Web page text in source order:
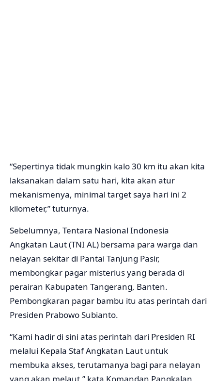
“Sepertinya tidak mungkin kalo 30 km itu akan kita
laksanakan dalam satu hari, kita akan atur
mekanismenya, minimal target saya hari ini 2
kilometer,” tuturnya.
Sebelumnya, Tentara Nasional Indonesia
Angkatan Laut (TNI AL) bersama para warga dan
nelayan sekitar di Pantai Tanjung Pasir,
membongkar pagar misterius yang berada di
perairan Kabupaten Tangerang, Banten.
Pembongkaran pagar bambu itu atas perintah dari
Presiden Prabowo Subianto.
“Kami hadir di sini atas perintah dari Presiden RI
melalui Kepala Staf Angkatan Laut untuk
membuka akses, terutamanya bagi para nelayan
yang akan melaut,” kata Komandan Pangkalan